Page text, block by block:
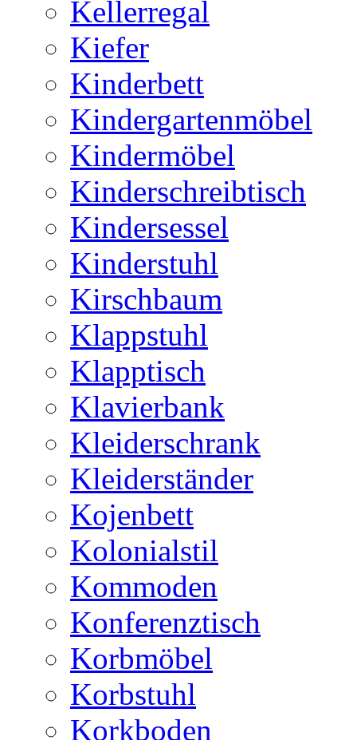
Kellerregal
Kiefer
Kinderbett
Kindergartenmöbel
Kindermöbel
Kinderschreibtisch
Kindersessel
Kinderstuhl
Kirschbaum
Klappstuhl
Klapptisch
Klavierbank
Kleiderschrank
Kleiderständer
Kojenbett
Kolonialstil
Kommoden
Konferenztisch
Korbmöbel
Korbstuhl
Korkboden